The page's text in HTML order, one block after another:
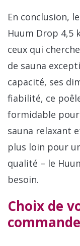
En conclusion,
Huum Drop 4,5
ceux qui
de sauna
capacité, ses
fiabilité, ce
formidable
sauna relaxant
plus loin pour
qualité – le
besoin.
Choix de
commande